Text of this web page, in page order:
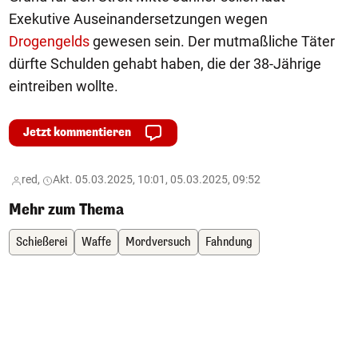
Exekutive Auseinandersetzungen wegen
Drogengeldsgewesen sein. Der mutmaßliche Täter
dürfte Schulden gehabt haben, die der 38-Jährige
eintreiben wollte.
Jetzt kommentieren
red, Akt. 05.03.2025, 10:01, 05.03.2025, 09:52
Mehr zum Thema
Schießerei Waffe Mordversuch Fahndung